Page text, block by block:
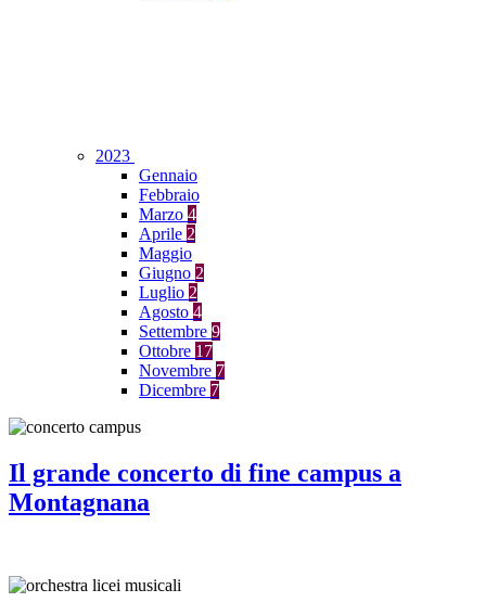
2023
Gennaio
Febbraio
Marzo 4
Aprile 2
Maggio
Giugno 2
Luglio 2
Agosto 4
Settembre 9
Ottobre 17
Novembre 7
Dicembre 7
Il grande concerto di fine campus a
Montagnana